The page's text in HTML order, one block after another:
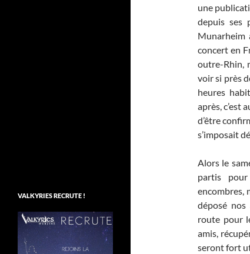
une
depuis ses
Munarheim
concert en
outre-Rhin,
voir si près
heures
après, c’est
d’être
s’imposait
Alors le
partis
encombres,
déposé
route pour
amis,
seront fort
VALKYRIES RECRUTE !